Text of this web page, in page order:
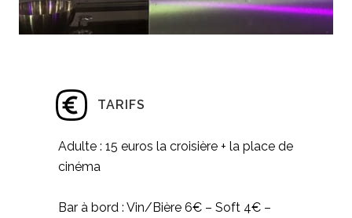
TARIFS
Adulte : 15 euros la croisière + la place de
cinéma
Bar à bord : Vin/Bière 6€ – Soft 4€ –